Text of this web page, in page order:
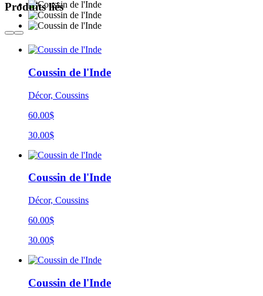
Produits liés
Coussin de l'Inde
Décor, Coussins
60.00$
30.00$
Coussin de l'Inde
Décor, Coussins
60.00$
30.00$
Coussin de l'Inde